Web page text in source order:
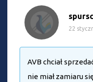
22
AVB chciał
nie miał zamiaru